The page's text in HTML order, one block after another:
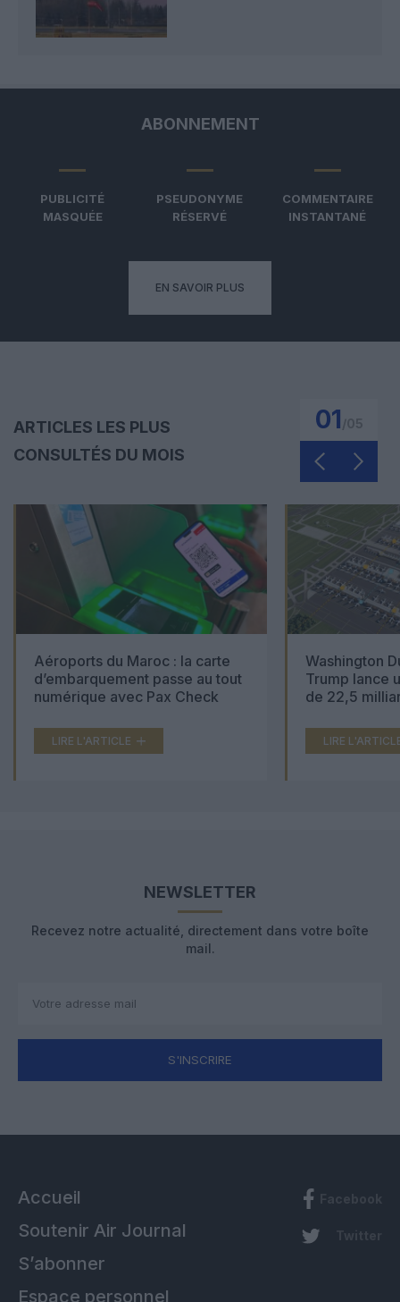
ABONNEMENT
PUBLICITÉ
MASQUÉE
PSEUDONYME
RÉSERVÉ
COMMENTAIRE
INSTANTANÉ
EN SAVOIR PLUS
ARTICLES LES PLUS
CONSULTÉS DU MOIS
01
Aéroports du Maroc : la carte
d’embarquement passe au tout
numérique avec Pax Check
LIRE L'ARTICLE
Washington
Trump lance
de 22,5
LIRE
NEWSLETTER
Recevez notre actualité, directement dans votre boîte
mail.
S'INSCRIRE
Accueil
Soutenir Air Journal
S’abonner
Espace personnel